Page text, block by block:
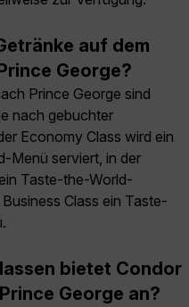
auf dem
George?
Prince George sind
nach gebuchter
Economy Class wird ein
Menü serviert, in der
Taste-the-World-
Class ein Taste-
bietet Condor
George an?